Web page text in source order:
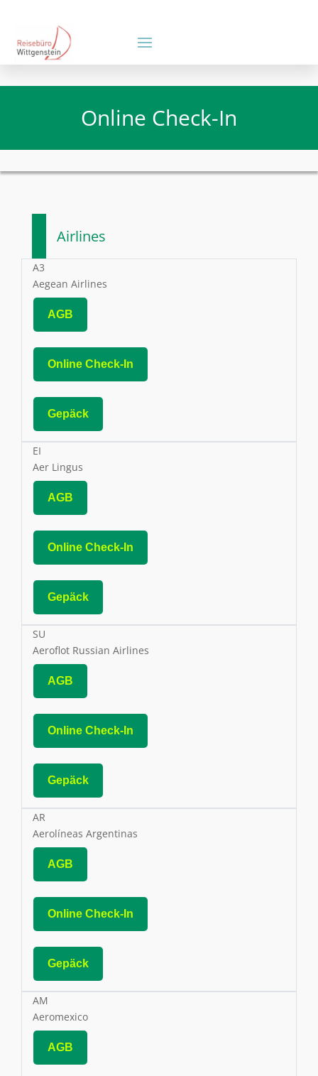
Online Check-In
Airlines
A3
Aegean Airlines
AGB
Online Check-In
Gepäck
EI
Aer Lingus
AGB
Online Check-In
Gepäck
SU
Aeroflot Russian Airlines
AGB
Online Check-In
Gepäck
AR
Aerolíneas Argentinas
AGB
Online Check-In
Gepäck
AM
Aeromexico
AGB